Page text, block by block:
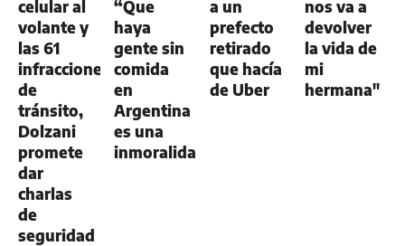
celular al
volante y
las 61
infracciones
de
tránsito,
Dolzani
promete
dar
charlas
de
seguridad
“Que
haya
gente sin
comida
en
Argentina
es una
inmoralidad”
a un
prefecto
retirado
que hacía
de Uber
nos va a
devolver
la vida de
mi
hermana"